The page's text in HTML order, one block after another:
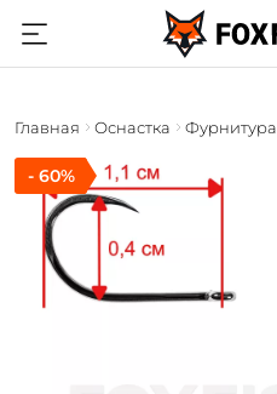
Главная Оснастка Фурнитура
- 60%